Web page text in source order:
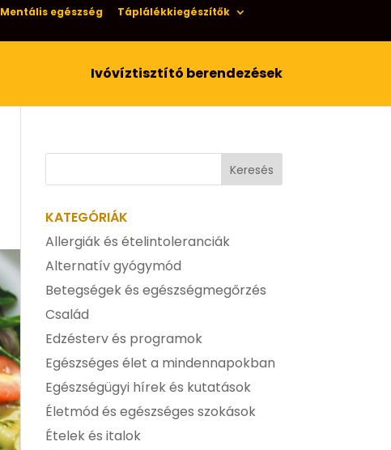
Mentális egészség
Táplálékkiegészítők
Ivóvíztisztító berendezések
KATEGÓRIÁK
Allergiák és ételintoleranciák
Alternatív gyógymód
Betegségek és egészségmegőrzés
Család
Edzésterv és programok
Egészséges élet a mindennapokban
Egészségügyi hírek és kutatások
Életmód és egészséges szokások
Ételek és italok